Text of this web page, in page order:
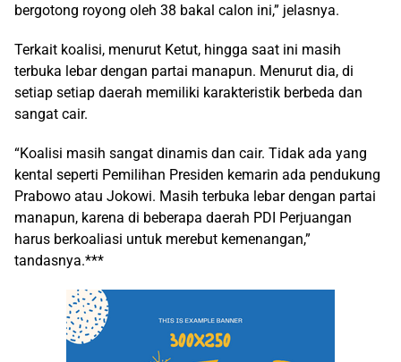
bergotong royong oleh 38 bakal calon ini,” jelasnya.
Terkait koalisi, menurut Ketut, hingga saat ini masih
terbuka lebar dengan partai manapun. Menurut dia, di
setiap setiap daerah memiliki karakteristik berbeda dan
sangat cair.
“Koalisi masih sangat dinamis dan cair. Tidak ada yang
kental seperti Pemilihan Presiden kemarin ada pendukung
Prabowo atau Jokowi. Masih terbuka lebar dengan partai
manapun, karena di beberapa daerah PDI Perjuangan
harus berkoaliasi untuk merebut kemenangan,”
tandasnya.***